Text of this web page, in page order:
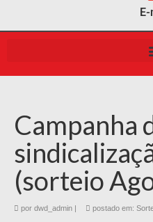
Campanha
(sorteio
por dwd_admin postado em: